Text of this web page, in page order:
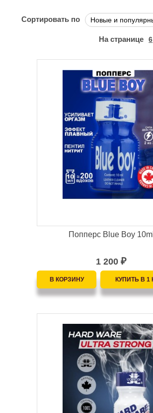
Сортировать по
На странице 6
Попперс Blue Boy 10ml
1 200 ₽